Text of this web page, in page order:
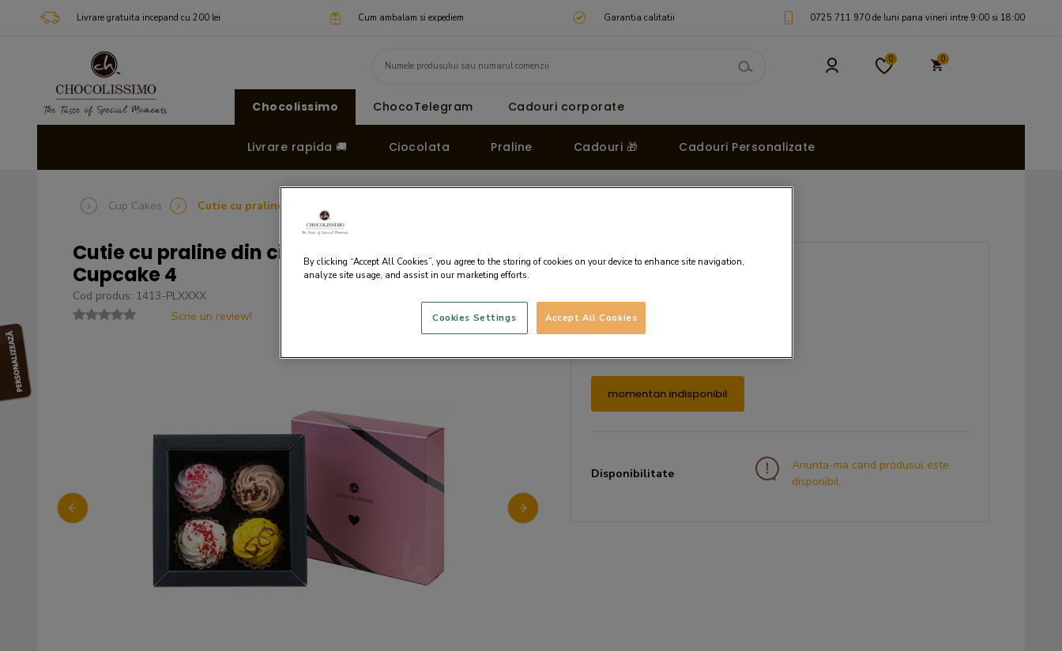
Livrare gratuita incepand cu 200 lei Cum ambalam si expediem Garantia calitatii 0725 711 970 de luni pana vineri intre 9:00 si 18:00
0 0
Chocolissimo ChocoTelegram Cadouri corporate
Livrare rapida 🚚 Ciocolata Praline Cadouri 🎁 Cadouri Personalizate
Cup Cakes Cutie cu praline din ciocolata Love & Cupcake 4
Cutie cu praline din ciocolata Love &
Cupcake 4
Cod produs: 1413-PLXXXX
Scrie un review!
Pret fara TVA: 33.14 LEI
Pret pe 100g: 53.47 LEI / 100g
momentan indisponibil
Disponibilitate
Anunta-ma cand produsul este
disponibil.
By clicking “Accept All Cookies”, you agree to the storing of cookies on your device to enhance site navigation,
analyze site usage, and assist in our marketing efforts.
Accept All Cookies
Cookies Settings